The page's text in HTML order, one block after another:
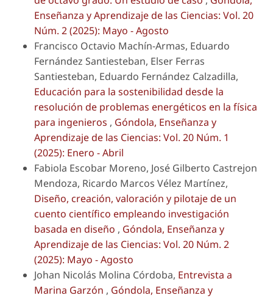
Enseñanza y Aprendizaje de las Ciencias: Vol. 20
Núm. 2 (2025): Mayo - Agosto
Francisco Octavio Machín-Armas, Eduardo
Fernández Santiesteban, Elser Ferras
Santiesteban, Eduardo Fernández Calzadilla,
Educación para la sostenibilidad desde la
resolución de problemas energéticos en la física
para ingenieros , Góndola, Enseñanza y
Aprendizaje de las Ciencias: Vol. 20 Núm. 1
(2025): Enero - Abril
Fabiola Escobar Moreno, José Gilberto Castrejon
Mendoza, Ricardo Marcos Vélez Martínez,
Diseño, creación, valoración y pilotaje de un
cuento científico empleando investigación
basada en diseño , Góndola, Enseñanza y
Aprendizaje de las Ciencias: Vol. 20 Núm. 2
(2025): Mayo - Agosto
Johan Nicolás Molina Córdoba, Entrevista a
Marina Garzón , Góndola, Enseñanza y